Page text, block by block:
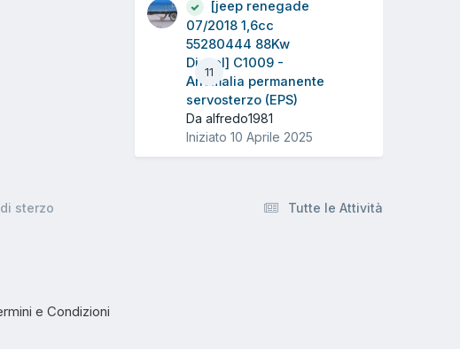
11
[jeep renegade
07/2018 1,6cc
55280444 88Kw
Diesel] C1009 -
Anomalia permanente
servosterzo (EPS)
Da alfredo1981
Iniziato 10 Aprile 2025
Tutte le Attività
sterzo
e Condizioni